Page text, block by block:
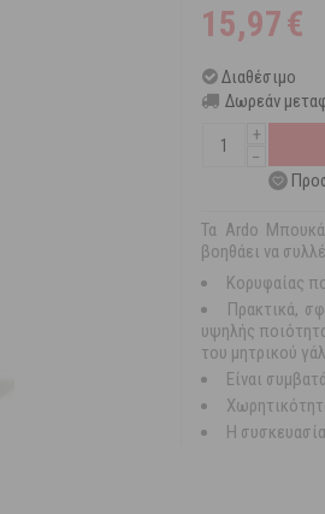
15,97€
Διαθέσιμο
Δωρεάν
+
−
Τα Ardo
βοηθάει να
Κορυφαίας
Πρακτικά,
υψηλής
του μητρικού
Είναι
Η